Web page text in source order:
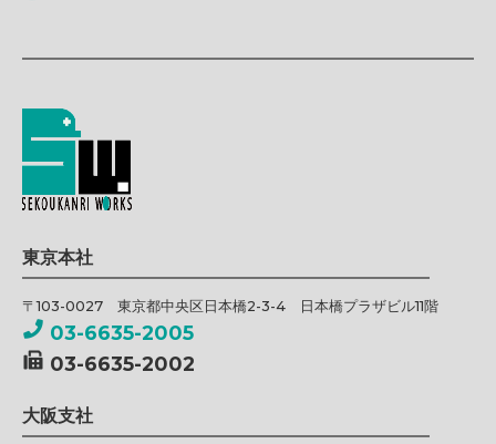
東京本社
〒103-0027 東京都中央区日本橋2-3-4 日本橋プラザビル11階
03-6635-2005
03-6635-2002
大阪支社